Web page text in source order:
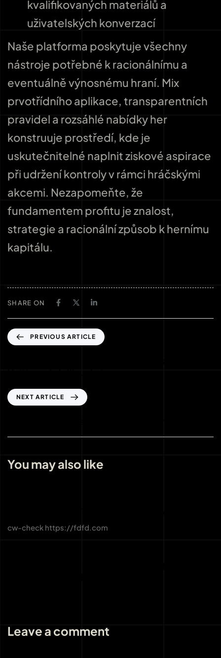
kvalifikovaných materiálů a
uživatelských konverzací
Naše platforma poskytuje všechny
nástroje potřebné k racionálnímu a
eventuálně výnosnému hraní. Mix
prvotřídního aplikace, transparentních
pravidel a rozsáhlé nabídky her
konstruuje prostředí, kde je
uskutečnitelné naplnit ziskové aspirace
při udržení kontroly v rámci hráčskými
akcemi. Nezapomeňte, že
fundamentem profitu je znalost,
strategie a racionální způsob k hernímu
kapitálu.
SHARE ON
PREVIOUS ARTICLE
NEXT ARTICLE
You may also like
cw-check https://fdfd.com
Leave a comment